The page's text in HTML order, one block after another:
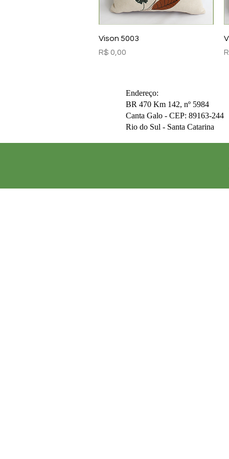
Visualização rápida
Vison 5003
Preço
R$ 0,00
Endereço:
BR 470 Km 142, nº 5984
Canta Galo - CEP: 89163-244
Rio do Sul - Santa Catarina